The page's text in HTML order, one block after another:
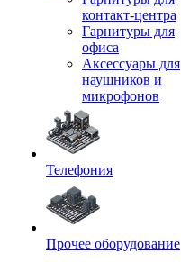
контакт-центра
Гарнитуры для
офиса
Аксессуары для
наушников и
микрофонов
Телефония
Прочее оборудование